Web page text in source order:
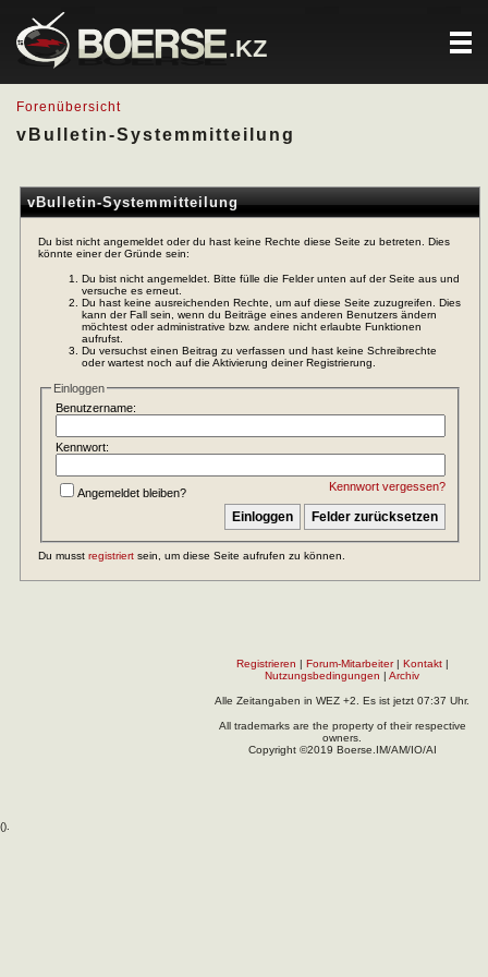
.KZ
Forenübersicht
vBulletin-Systemmitteilung
vBulletin-Systemmitteilung
Du bist nicht angemeldet oder du hast keine Rechte diese Seite zu betreten. Dies
könnte einer der Gründe sein:
Du bist nicht angemeldet. Bitte fülle die Felder unten auf der Seite aus und
versuche es erneut.
Du hast keine ausreichenden Rechte, um auf diese Seite zuzugreifen. Dies
kann der Fall sein, wenn du Beiträge eines anderen Benutzers ändern
möchtest oder administrative bzw. andere nicht erlaubte Funktionen
aufrufst.
Du versuchst einen Beitrag zu verfassen und hast keine Schreibrechte
oder wartest noch auf die Aktivierung deiner Registrierung.
Einloggen
Benutzername:
Kennwort:
Kennwort vergessen?
Angemeldet bleiben?
Du musst registriert sein, um diese Seite aufrufen zu können.
Registrieren | Forum-Mitarbeiter| Kontakt|
Nutzungsbedingungen | Archiv
Alle Zeitangaben in WEZ +2. Es ist jetzt 07:37 Uhr.
All trademarks are the property of their respective
owners.
Copyright ©2019 Boerse.IM/AM/IO/AI
().